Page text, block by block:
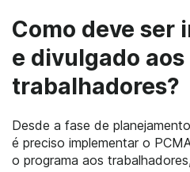
Como deve ser
e divulgado aos
trabalhadores?
Desde a fase de
é preciso implementar o
o programa aos